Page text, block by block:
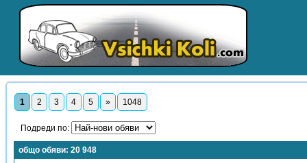
1 2 3 4 5 » 1048
Подреди по:
общо обяви: 20 948